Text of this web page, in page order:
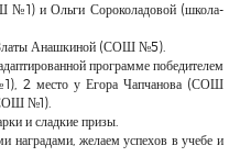
и Ольги Сороколадовой (школа-
Анашкиной (СОШ №5).
программе победителем
2 место у Егора Чапчанова (СОШ
№1).
и сладкие призы.
наградами, желаем успехов в учебе и